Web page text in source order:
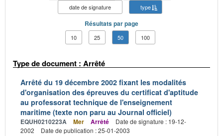
date de signature
type
Résultats par page
10 25 50 100
Type de document : Arrêté
Arrêté du 19 décembre 2002 fixant les modalités
d'organisation des épreuves du certificat d'aptitude
au professorat technique de l'enseignement
maritime (texte non paru au Journal officiel)
EQUH0210223A Mer Arrêté
Date de signature : 19-12-
2002
Date de publication : 25-01-2003